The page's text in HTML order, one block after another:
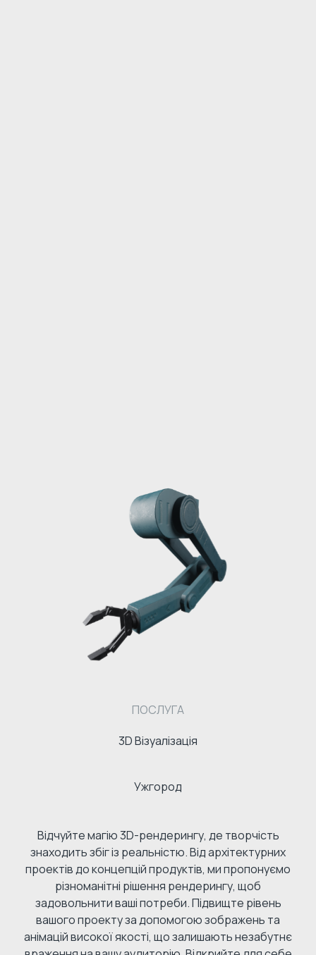
ПОСЛУГА
3D Візуалізація
Ужгород
Відчуйте магію 3D-рендерингу, де творчість
знаходить збіг із реальністю. Від архітектурних
проектів до концепцій продуктів, ми пропонуємо
різноманітні рішення рендерингу, щоб
задовольнити ваші потреби. Підвищте рівень
вашого проекту за допомогою зображень та
анімацій високої якості, що залишають незабутнє